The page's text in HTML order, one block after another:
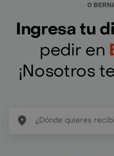
0
Ingresa tu
pedir en
¡Nosotros